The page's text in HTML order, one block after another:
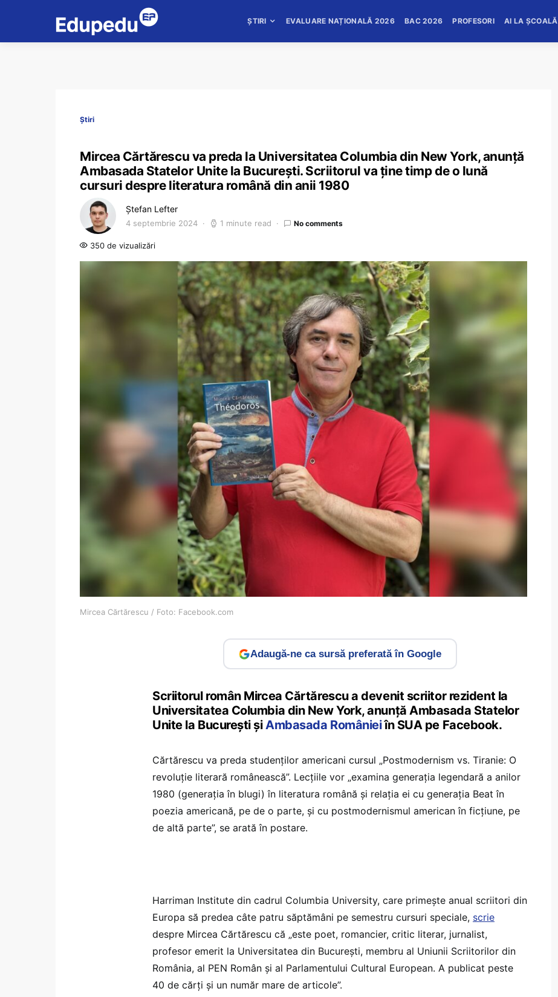
ȘTIRI EVALUARE NAȚIONALĂ 2026 BAC 2026 PROFESORI AI LA ȘCOALĂ
Știri
Mircea Cărtărescu va preda la Universitatea Columbia din New York, anunță
Ambasada Statelor Unite la București. Scriitorul va ține timp de o lună
cursuri despre literatura română din anii 1980
Ștefan Lefter
4 septembrie 2024 1 minute read No comments
350 de vizualizări
Mircea Cărtărescu / Foto: Facebook.com
Adaugă-ne ca sursă preferată în Google
Scriitorul român Mircea Cărtărescu a devenit scriitor rezident la
Universitatea Columbia din New York, anunță Ambasada Statelor
Unite la București șiAmbasada Românieiîn SUA pe Facebook.
Cărtărescu va preda studenților americani cursul „Postmodernism vs. Tiranie: O
revoluție literară românească”. Lecțiile vor „examina generația legendară a anilor
1980 (generația în blugi) în literatura română și relația ei cu generația Beat în
poezia americană, pe de o parte, și cu postmodernismul american în ficțiune, pe
de altă parte”, se arată în postare.
Harriman Institute din cadrul Columbia University, care primește anual scriitori din
Europa să predea câte patru săptămâni pe semestru cursuri speciale, scrie
despre Mircea Cărtărescu că „este poet, romancier, critic literar, jurnalist,
profesor emerit la Universitatea din București, membru al Uniunii Scriitorilor din
România, al PEN Român și al Parlamentului Cultural European. A publicat peste
40 de cărți și un număr mare de articole”.